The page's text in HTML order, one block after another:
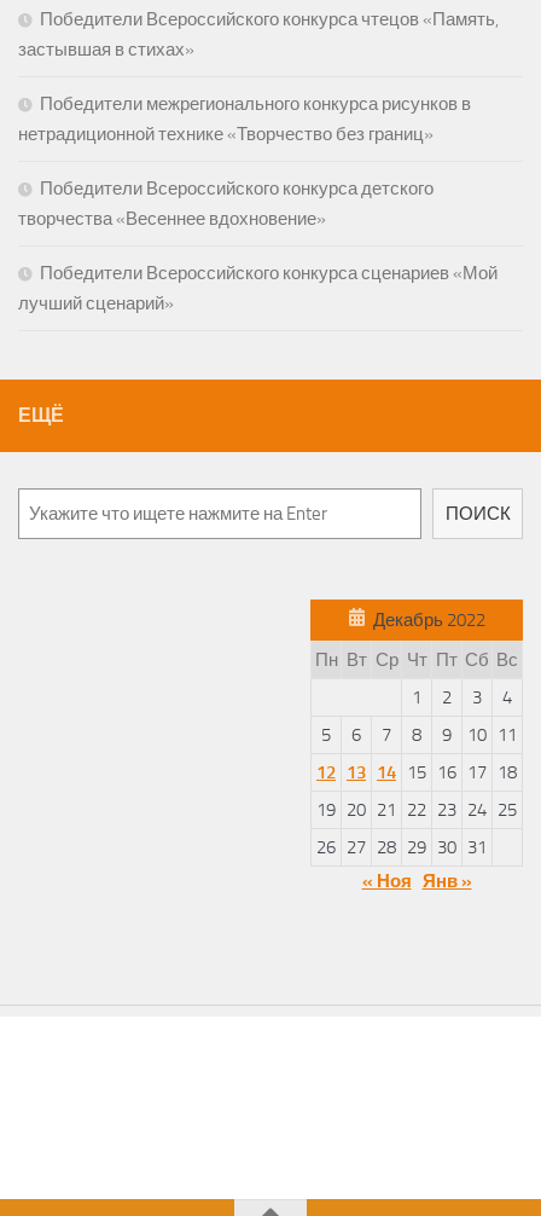
Победители Всероссийского конкурса чтецов «Память,
застывшая в стихах»
Победители межрегионального конкурса рисунков в
нетрадиционной технике «Творчество без границ»
Победители Всероссийского конкурса детского
творчества «Весеннее вдохновение»
Победители Всероссийского конкурса сценариев «Мой
лучший сценарий»
ЕЩЁ
Поиск
ПОИСК
Декабрь 2022
Пн Вт Ср Чт Пт Сб Вс
1
2 3
4
5
6 7 8 9 10
11
12 13 14 15 16 17
18
19 20 21 22 23 24 25
26 27 28 29 30 31
« Ноя Янв »